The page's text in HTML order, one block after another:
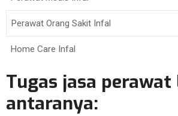
Perawat Orang Sakit Infal
Home Care Infal
Tugas jasa perawat
antaranya: